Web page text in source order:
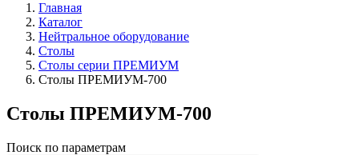
Главная
Каталог
Нейтральное оборудование
Столы
Столы серии ПРЕМИУМ
Столы ПРЕМИУМ-700
Столы ПРЕМИУМ-700
Поиск по параметрам